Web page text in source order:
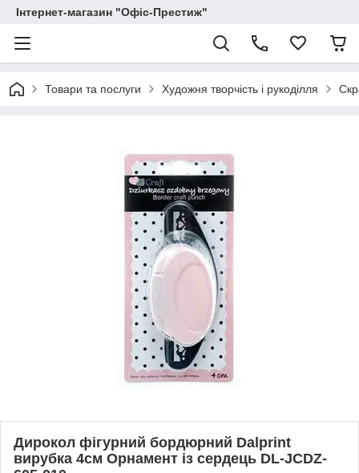
Інтернет-магазин "Офіс-Престиж"
Товари та послуги Художня творчість і рукоділля
Дирокол фігурний бордюрний Dalprint
вирубка 4см Орнамент із сердець DL-JCDZ-